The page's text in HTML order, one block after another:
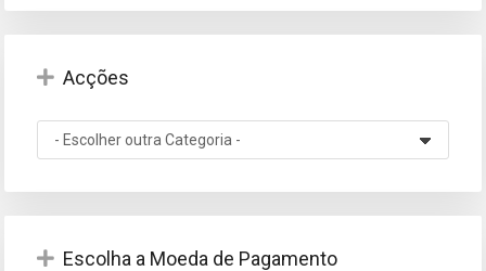
Acções
Escolha a Moeda de Pagamento